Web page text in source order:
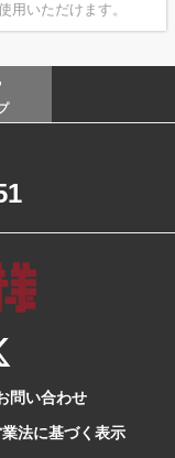
用いただけます。
問い合わせ
法に基づく表示